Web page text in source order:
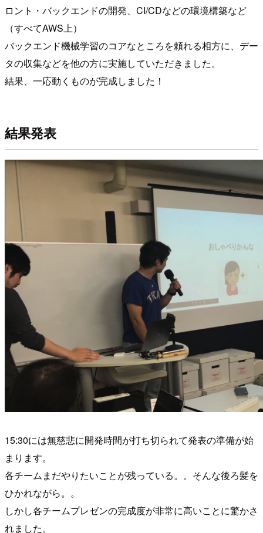
ロント・バックエンドの開発、CI/CDなどの環境構築など
（すべてAWS上）
バックエンド機械学習のコアなところを頼れる相方に、デー
タの収集などを他の方に実施していただきました。
結果、一応動くものが完成しました！
結果発表
15:30には無慈悲に開発時間が打ち切られて発表の準備が始
まります。
各チームまだやりたいことが残っている。。そんな後ろ髪を
ひかれながら。。
しかし各チームプレゼンの完成度が非常に高いことに驚かさ
れました。